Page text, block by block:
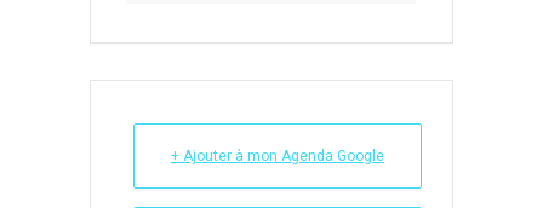
+ Ajouter à mon Agenda Google